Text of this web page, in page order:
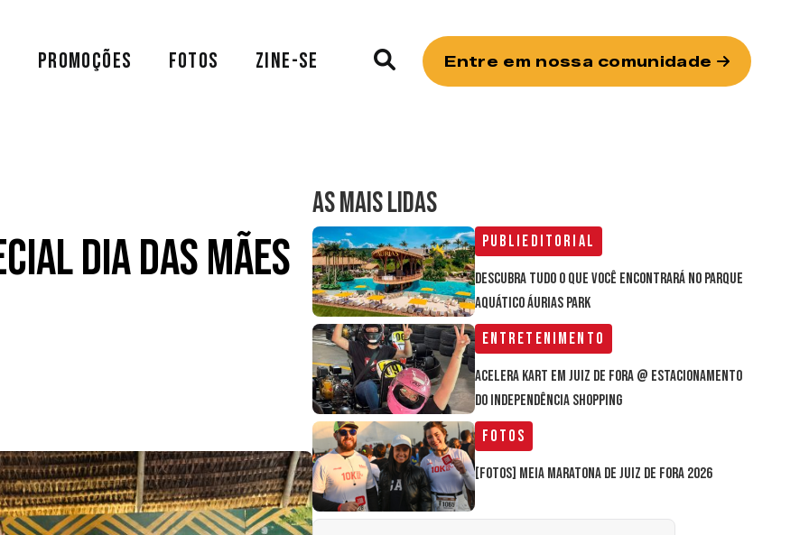
PROMOÇÕES FOTOS ZINE-SE Entre em nossa comunidade
Dia das Mães
AS MAIS LIDAS
Publieditorial
Descubra tudo o que você encontrará no parque
aquático Áurias Park
Entretenimento
Acelera Kart em Juiz de Fora @ estacionamento
do Independência Shopping
Fotos
[FOTOS] Meia Maratona de Juiz de Fora 2026